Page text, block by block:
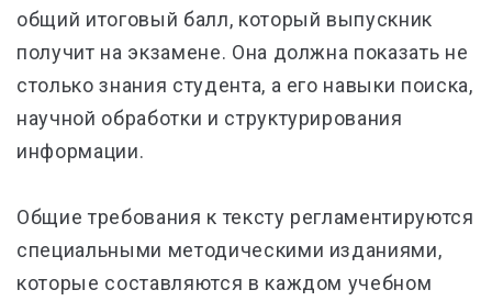
общий итоговый балл, который выпускник
получит на экзамене. Она должна показать не
столько знания студента, а его навыки поиска,
научной обработки и структурирования
информации.
Общие требования к тексту регламентируются
специальными методическими изданиями,
которые составляются в каждом учебном